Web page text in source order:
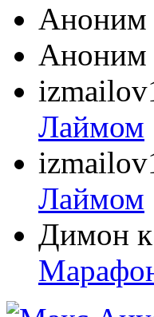
Аноним
Аноним
Лаймом
Лаймом
Димон